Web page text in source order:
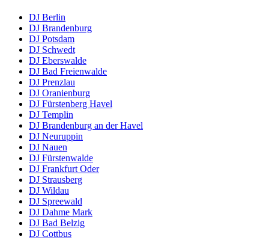
DJ Berlin
DJ Brandenburg
DJ Potsdam
DJ Schwedt
DJ Eberswalde
DJ Bad Freienwalde
DJ Prenzlau
DJ Oranienburg
DJ Fürstenberg Havel
DJ Templin
DJ Brandenburg an der Havel
DJ Neuruppin
DJ Nauen
DJ Fürstenwalde
DJ Frankfurt Oder
DJ Strausberg
DJ Wildau
DJ Spreewald
DJ Dahme Mark
DJ Bad Belzig
DJ Cottbus